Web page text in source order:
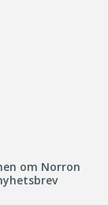
om Norron